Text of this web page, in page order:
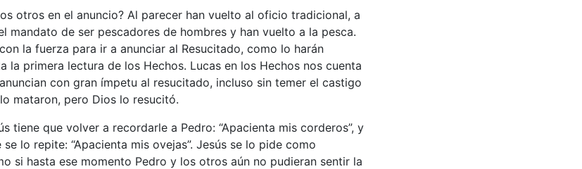
otros en el anuncio? Al parecer han vuelto al oficio tradicional, a
mandato de ser pescadores de hombres y han vuelto a la pesca.
la fuerza para ir a anunciar al Resucitado, como lo harán
la primera lectura de los Hechos. Lucas en los Hechos nos cuenta
con gran ímpetu al resucitado, incluso sin temer el castigo
mataron, pero Dios lo resucitó.
tiene que volver a recordarle a Pedro: “Apacienta mis corderos”, y
lo repite: “Apacienta mis ovejas”. Jesús se lo pide como
si hasta ese momento Pedro y los otros aún no pudieran sentir la